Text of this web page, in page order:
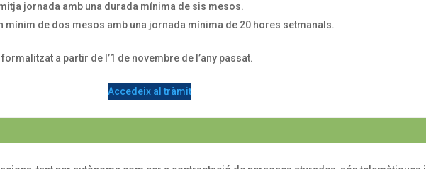
jornada amb una durada mínima de sis mesos.
mínim de dos mesos amb una jornada mínima de 20 hores setmanals.
a partir de l’1 de novembre de l’any passat.
Accedeix al tràmit